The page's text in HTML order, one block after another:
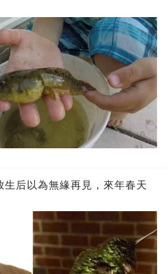
生后以為無緣再見，來年春天